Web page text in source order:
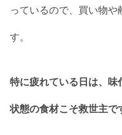
っているので、買い物や
す。
特に疲れている日は、味
状態の食材こそ救世主で